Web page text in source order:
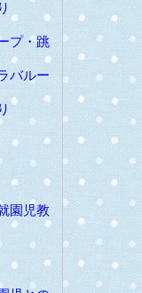
プ・跳
バルー
園児教